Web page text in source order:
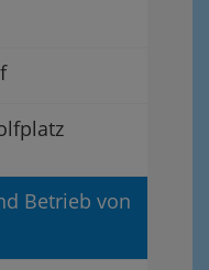
Betrieb von